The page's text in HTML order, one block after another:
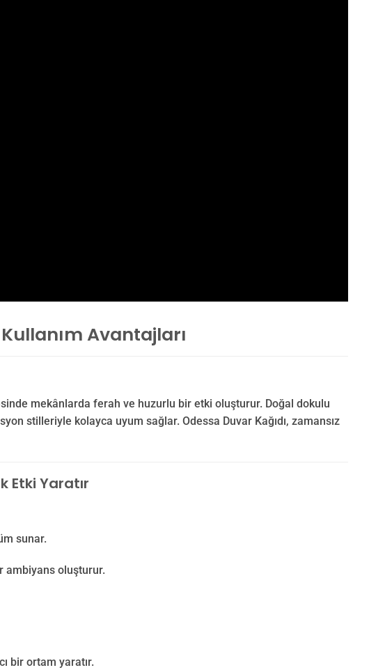
Avantajları
mekânlarda ferah ve huzurlu bir etki oluşturur. Doğal dokulu
stilleriyle kolayca uyum sağlar. Odessa Duvar Kağıdı, zamansız
Etki Yaratır
sunar.
ambiyans oluşturur.
bir ortam yaratır.